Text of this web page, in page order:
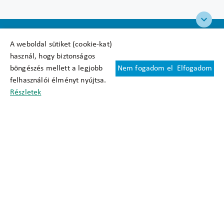
A weboldal sütiket (cookie-kat)
használ, hogy biztonságos
böngészés mellett a legjobb
felhasználói élményt nyújtsa.
Részletek
Nem fogadom el Elfogadom
Felhasználási feltételek